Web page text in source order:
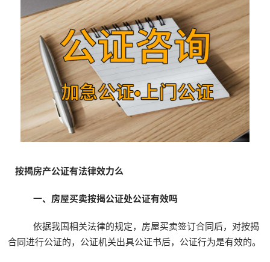
按揭房产公证有法律效力么
一、房屋买卖按揭公证处公证有效吗
依据我国相关法律的规定，房屋买卖签订合同后，对按揭
合同进行公证的，公证机关出具公证书后，公证行为是有效的。